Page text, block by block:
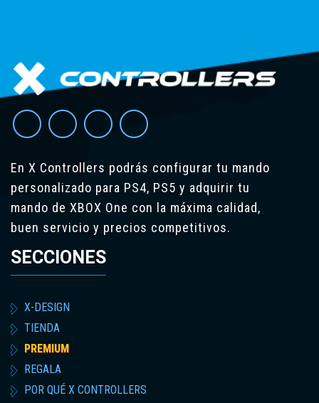
En X Controllers podrás configurar tu mando
personalizado para PS4, PS5 y adquirir tu
mando de XBOX One con la máxima calidad,
buen servicio y precios competitivos.
SECCIONES
X-DESIGN
TIENDA
PREMIUM
REGALA
POR QUÉ X CONTROLLERS